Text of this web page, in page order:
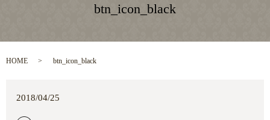
btn_icon_black
HOME btn_icon_black
2018/04/25